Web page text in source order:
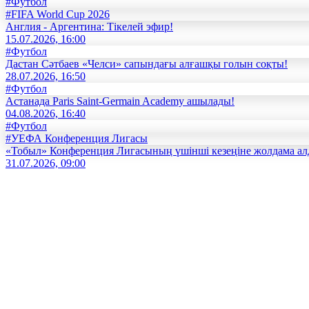
#FIFA World Cup 2026
Англия - Аргентина: Тікелей эфир!
15.07.2026, 16:00
#Футбол
Дастан Сәтбаев «Челси» сапындағы алғашқы голын соқты!
28.07.2026, 16:50
#Футбол
Астанада Paris Saint-Germain Academy ашылады!
04.08.2026, 16:40
#Футбол
#УЕФА Конференция Лигасы
«Тобыл» Конференция Лигасының үшінші кезеңіне жолдама
31.07.2026, 09:00